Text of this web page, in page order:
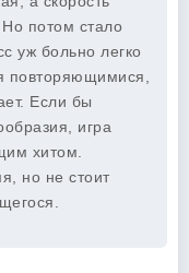
Но потом стало
уж больно легко
повторяющимися,
Если бы
игра
хитом.
но не стоит